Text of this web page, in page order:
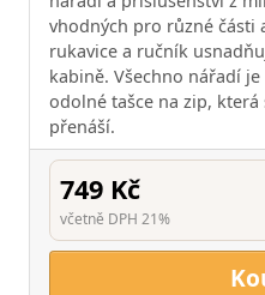
vhodných pro různé části
rukavice a ručník
kabině. Všechno nářadí
odolné tašce na zip,
přenáší.
749 Kč
včetně DPH 21%